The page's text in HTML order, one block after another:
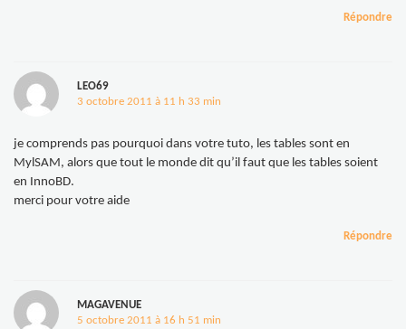
Répondre
LEO69
3 octobre 2011 à 11 h 33 min
je comprends pas pourquoi dans votre tuto, les tables sont en
MylSAM, alors que tout le monde dit qu’il faut que les tables soient
en InnoBD.
merci pour votre aide
Répondre
MAGAVENUE
5 octobre 2011 à 16 h 51 min